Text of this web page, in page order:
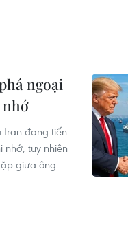
ngoại
nhớ
Iran đang tiến
tuy nhiên
giữa ông